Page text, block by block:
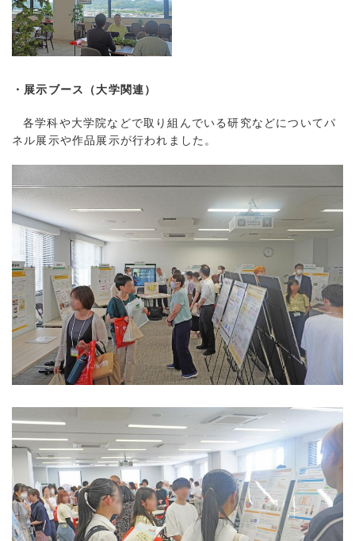
・展示ブース（大学関連）
各学科や大学院などで取り組んでいる研究などについてパ
ネル展示や作品展示が行われました。